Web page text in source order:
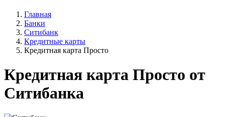
Главная
Банки
Ситибанк
Кредитные карты
Кредитная карта Просто
Кредитная карта Просто от
Ситибанка